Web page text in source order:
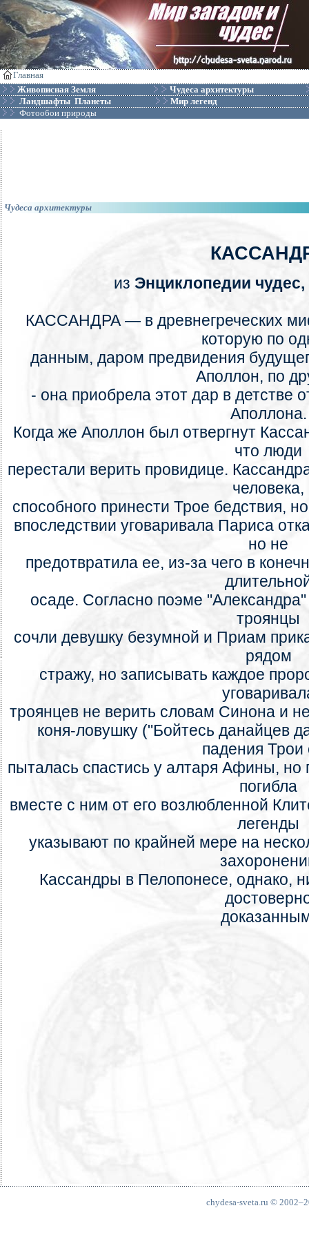
Главная
Живописная Земля
Чудеса архитектуры
Ландшафты Планеты
Мир легенд
Фотообои природы
Чудеса архитектуры
из Энциклопедии чудес,
КАССАНДРА — в древнегреческих
которую по
данным, даром предвидения
Аполлон, по
- она приобрела этот дар в детстве
Аполлона.
Когда же Аполлон был отвергнут
что люди
перестали верить провидице.
человека,
способного принести Трое бедствия,
впоследствии уговаривала Париса
но не
предотвратила ее, из-за чего в
осаде. Согласно поэме
троянцы
сочли девушку безумной и Приам
рядом
стражу, но записывать каждое
троянцев не верить словам Синона и
коня-ловушку ("Бойтесь данайцев
падения Трои
пыталась спастись у алтаря Афины, но
погибла
вместе с ним от его возлюбленной
легенды
указывают по крайней мере на
Кассандры в Пелопонесе, однако,
chydesa-sveta.ru ©